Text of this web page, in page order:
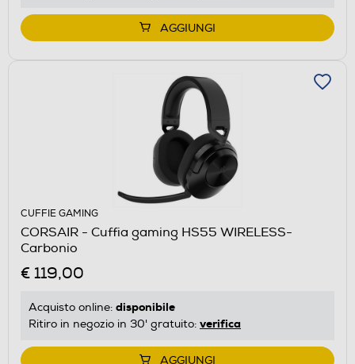
AGGIUNGI
CUFFIE GAMING
CORSAIR - Cuffia gaming HS55 WIRELESS-
Carbonio
€ 119,00
Acquisto online: disponibile
Ritiro in negozio in 30' gratuito: verifica
AGGIUNGI